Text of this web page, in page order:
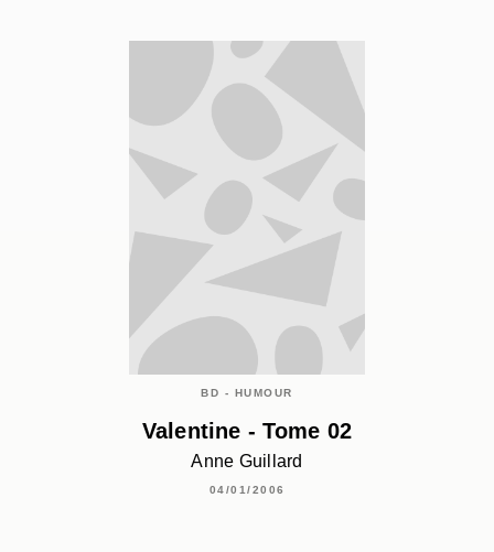
BD - HUMOUR
Valentine - Tome 02
Anne Guillard
04/01/2006